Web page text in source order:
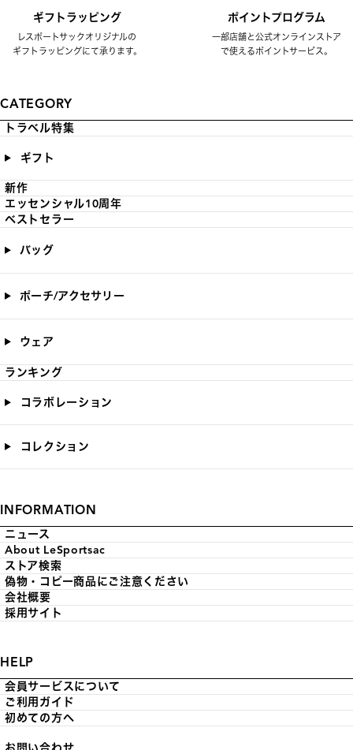
ギフトラッピング
レスポートサックオリジナルの
ギフトラッピングにて承ります。
ポイントプログラム
一部店舗と公式オンラインストア
で使えるポイントサービス。
CATEGORY
トラベル特集
ギフト
新作
エッセンシャル10周年
ベストセラー
バッグ
ポーチ/アクセサリー
ウェア
ランキング
コラボレーション
コレクション
INFORMATION
ニュース
About LeSportsac
ストア検索
偽物・コピー商品にご注意ください
会社概要
採用サイト
HELP
会員サービスについて
ご利用ガイド
初めての方へ